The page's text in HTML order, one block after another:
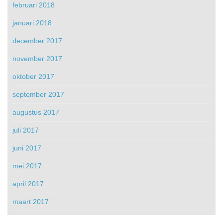
februari 2018
januari 2018
december 2017
november 2017
oktober 2017
september 2017
augustus 2017
juli 2017
juni 2017
mei 2017
april 2017
maart 2017